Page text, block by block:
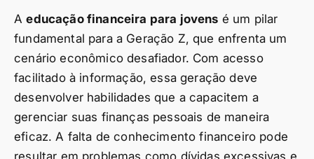
Aeducação financeira para jovens é um pilar
fundamental para a Geração Z, que enfrenta um
cenário econômico desafiador. Com acesso
facilitado à informação, essa geração deve
desenvolver habilidades que a capacitem a
gerenciar suas finanças pessoais de maneira
eficaz. A falta de conhecimento financeiro pode
resultar em problemas como dívidas excessivas e